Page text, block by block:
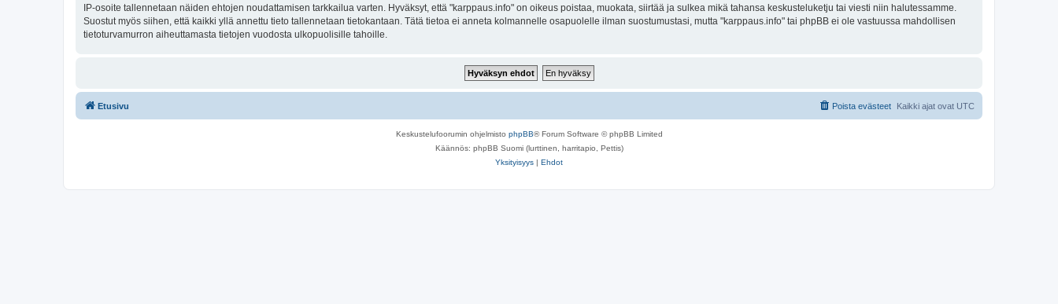
IP-osoite tallennetaan näiden ehtojen noudattamisen tarkkailua varten. Hyväksyt, että "karppaus.info" on oikeus poistaa, muokata, siirtää ja sulkea mikä tahansa keskusteluketju tai viesti niin halutessamme.
Suostut myös siihen, että kaikki yllä annettu tieto tallennetaan tietokantaan. Tätä tietoa ei anneta kolmannelle osapuolelle ilman suostumustasi, mutta "karppaus.info" tai phpBB ei ole vastuussa mahdollisen
tietoturvamurron aiheuttamasta tietojen vuodosta ulkopuolisille tahoille.
Etusivu Kaikki ajat ovat UTC
Poista evästeet
Keskustelufoorumin ohjelmisto phpBB® Forum Software © phpBB Limited
Käännös: phpBB Suomi (lurttinen, harritapio, Pettis)
Yksityisyys | Ehdot